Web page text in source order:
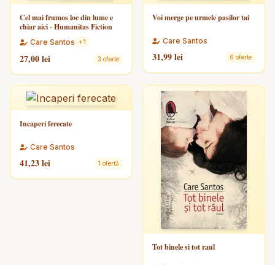
Cel mai frumos loc din lume e
chiar aici - Humanitas Fiction
Care Santos +1
27,00 lei 3 oferte
Voi merge pe urmele pasilor tai
Care Santos
31,99 lei 6 oferte
Incaperi ferecate
Care Santos
41,23 lei 1 ofertă
Tot binele si tot raul